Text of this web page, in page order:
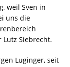
weil Sven in
uns die
Lutz Siebrecht.
Luginger, seit